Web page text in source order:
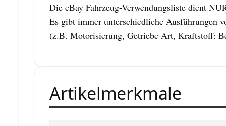
Die eBay Fahrzeug-Verwendungsliste dient
Es gibt immer unterschiedliche Ausführungen
(z.B. Motorisierung, Getriebe Art, Kraftstoff:
Artikelmerkmale